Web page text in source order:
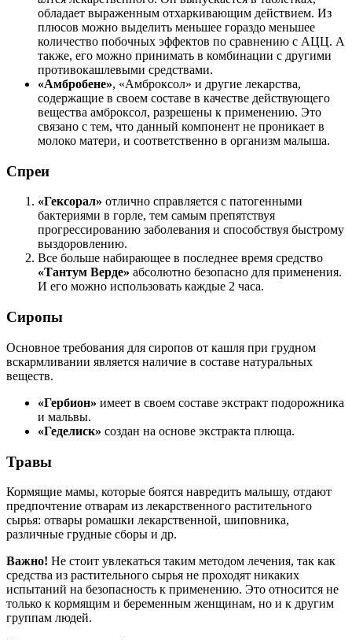
обладает выраженным отхаркивающим действием. Из
плюсов можно выделить меньшее гораздо меньшее
количество побочных эффектов по сравнению с АЦЦ. А
также, его можно принимать в комбинации с другими
противокашлевыми средствами.
«Амбробене», «Амброксол» и другие лекарства,
содержащие в своем составе в качестве действующего
вещества амброксол, разрешены к применению. Это
связано с тем, что данный компонент не проникает в
молоко матери, и соответственно в организм малыша.
Спреи
«Гексорал» отлично справляется с патогенными
бактериями в горле, тем самым препятствуя
прогрессированию заболевания и способствуя быстрому
выздоровлению.
Все больше набирающее в последнее время средство
«Тантум Верде» абсолютно безопасно для применения.
И его можно использовать каждые 2 часа.
Сиропы
Основное требования для сиропов от кашля при грудном
вскармливании является наличие в составе натуральных
веществ.
«Гербион» имеет в своем составе экстракт подорожника
и мальвы.
«Геделиск» создан на основе экстракта плюща.
Травы
Кормящие мамы, которые боятся навредить малышу, отдают
предпочтение отварам из лекарственного растительного
сырья: отвары ромашки лекарственной, шиповника,
различные грудные сборы и др.
Важно! Не стоит увлекаться таким методом лечения, так как
средства из растительного сырья не проходят никаких
испытаний на безопасность к применению. Это относится не
только к кормящим и беременным женщинам, но и к другим
группам людей.